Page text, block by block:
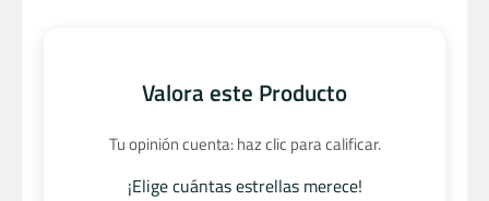
Valora este Producto
Tu opinión cuenta: haz clic para calificar.
¡Elige cuántas estrellas merece!